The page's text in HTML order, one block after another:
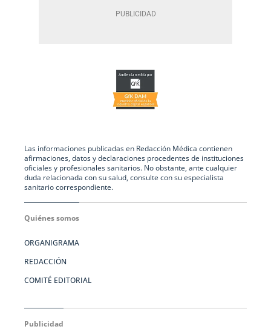
Las informaciones publicadas en Redacción Médica contienen
afirmaciones, datos y declaraciones procedentes de instituciones
oficiales y profesionales sanitarios. No obstante, ante cualquier
duda relacionada con su salud, consulte con su especialista
sanitario correspondiente.
Quiénes somos
ORGANIGRAMA
REDACCIÓN
COMITÉ EDITORIAL
Publicidad